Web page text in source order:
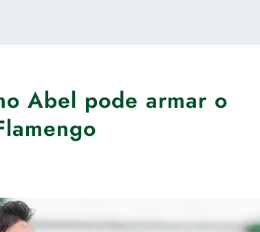
Abel pode armar o